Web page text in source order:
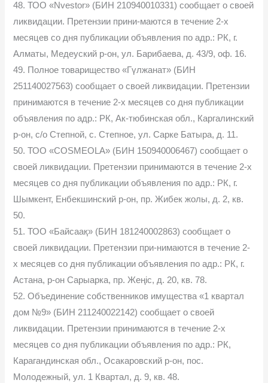
48. ТОО «Nvestor» (БИН 210940010331) сообщает о своей
ликвидации. Претензии прини-маются в течение 2-х
месяцев со дня публикации объявления по адр.: РК, г.
Алматы, Медеуский р-он, ул. Барибаева, д. 43/9, оф. 16.
49. Полное товарищество «Гүлжанат» (БИН
251140027563) сообщает о своей ликвидации. Претензии
принимаются в течение 2-х месяцев со дня публикации
объявления по адр.: РК, Ак-тюбинская обл., Каргалинский
р-он, с/о Степной, с. Степное, ул. Сарке Батыра, д. 11.
50. ТОО «COSMEOLA» (БИН 150940006467) сообщает о
своей ликвидации. Претензии принимаются в течение 2-х
месяцев со дня публикации объявления по адр.: РК, г.
Шымкент, Енбекшинский р-он, пр. Жибек жолы, д. 2, кв.
50.
51. ТОО «Байсаақ» (БИН 181240002863) сообщает о
своей ликвидации. Претензии при-нимаются в течение 2-
х месяцев со дня публикации объявления по адр.: РК, г.
Астана, р-он Сарыарка, пр. Жеңіс, д. 20, кв. 78.
52. Объединение собственников имущества «1 квартал
дом №9» (БИН 211240022142) сообщает о своей
ликвидации. Претензии принимаются в течение 2-х
месяцев со дня публикации объявления по адр.: РК,
Карагандинская обл., Осакаровский р-он, пос.
Молодежный, ул. 1 Квартал, д. 9, кв. 48.